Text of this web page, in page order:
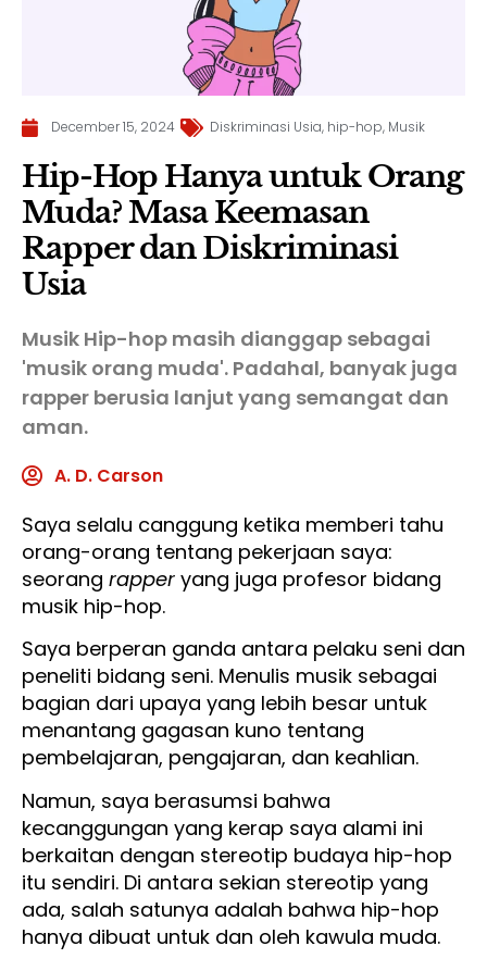
December 15, 2024 Diskriminasi Usia, hip-hop, Musik
Hip-Hop Hanya untuk Orang
Muda? Masa Keemasan
Rapper dan Diskriminasi
Usia
Musik Hip-hop masih dianggap sebagai
'musik orang muda'. Padahal, banyak juga
rapper berusia lanjut yang semangat dan
aman.
A. D. Carson
Saya selalu canggung ketika memberi tahu
orang-orang tentang pekerjaan saya:
seorang rapper yang juga profesor bidang
musik hip-hop.
Saya berperan ganda antara pelaku seni dan
peneliti bidang seni. Menulis musik sebagai
bagian dari upaya yang lebih besar untuk
menantang gagasan kuno tentang
pembelajaran, pengajaran, dan keahlian.
Namun, saya berasumsi bahwa
kecanggungan yang kerap saya alami ini
berkaitan dengan stereotip budaya hip-hop
itu sendiri. Di antara sekian stereotip yang
ada, salah satunya adalah bahwa hip-hop
hanya dibuat untuk dan oleh kawula muda.